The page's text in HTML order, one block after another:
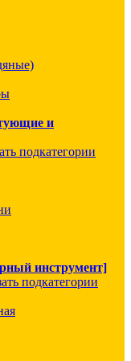
и
подкатегории
инструмент]
подкатегории